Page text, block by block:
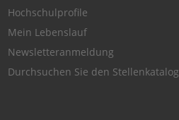
Hochschulprofile
Mein Lebenslauf
Newsletteranmeldung
Durchsuchen Sie den Stellenkatalog